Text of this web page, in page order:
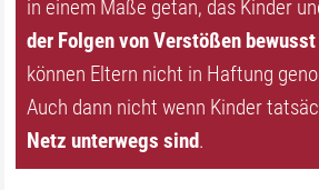
in einem Maße getan, das Kinder
der Folgen von Verstößen bewusst
können Eltern nicht in Haftung
Auch dann nicht wenn Kinder
Netz unterwegs sind.